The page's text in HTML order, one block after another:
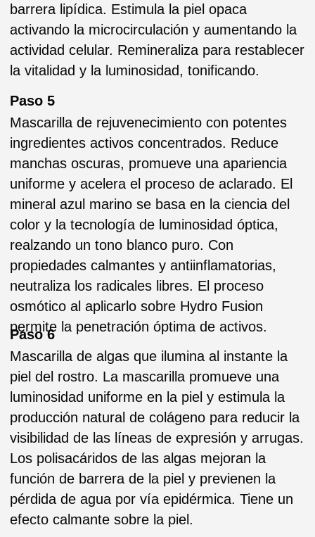
activos. Con propiedades antioxidantes y
antienvejecimiento, el serum reduce y previene
las manchas oscuras en la piel, dejando un
aspecto uniforme y mejorando la elasticidad de
la piel.
Paso 8
luminosidad. Reduce la pigmentación causada
por el daño ambiental y evita la formación de
nuevas manchas oscuras. La nueva tecnología
de filtros solares aumenta la defensa UVA +
UVB de amplio espectro. El ácido hialurónico
proporciona una hidratación amplia, mientras
que los reflectores de brillo mejoran la
luminosidad.